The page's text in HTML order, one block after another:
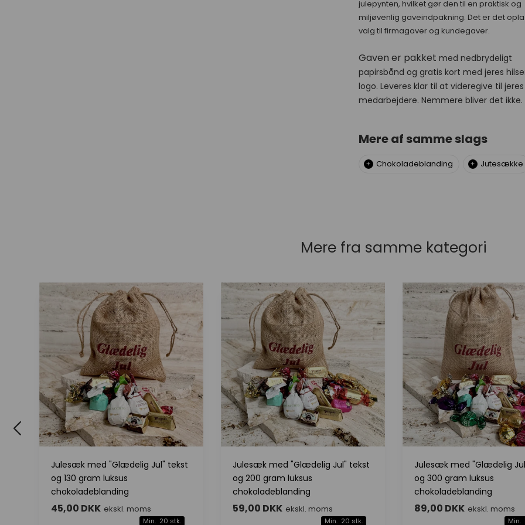
julepynten, hvilket gør den til en praktisk og
miljøvenlig gaveindpakning. Det er det
valg til firmagaver og kundegaver.
Gaven er pakket med nedbrydeligt
papirsbånd og gratis kort med jeres
logo. Leveres klar til at videregive til jeres
medarbejdere. Nemmere bliver det ikke.
Mere af samme slags
Chokoladeblanding Jutesække
Mere fra samme kategori
Julesæk med "Glædelig Jul" tekst
og 130 gram luksus
chokoladeblanding
45,00 DKK ekskl. moms
Min. 20 stk.
Julesæk med "Glædelig Jul" tekst
og 200 gram luksus
chokoladeblanding
59,00 DKK ekskl. moms
Min. 20 stk.
Julesæk med "Glædelig
og 300 gram luksus
chokoladeblanding
89,00 DKK ekskl. moms
Min.